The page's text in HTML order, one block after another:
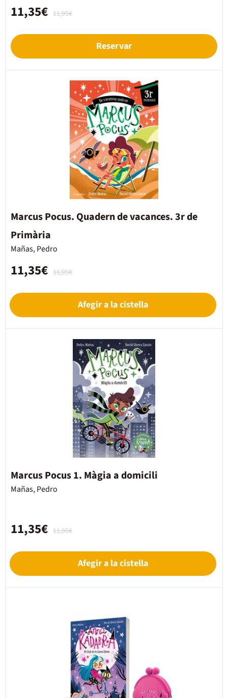
11,95€
11,35€
Reservar
Marcus Pocus. Quadern de vacances. 3r de
Primària
Mañas, Pedro
11,95€
11,35€
Afegir a la cistella
Marcus Pocus 1. Màgia a domicili
Mañas, Pedro
11,95€
11,35€
Afegir a la cistella